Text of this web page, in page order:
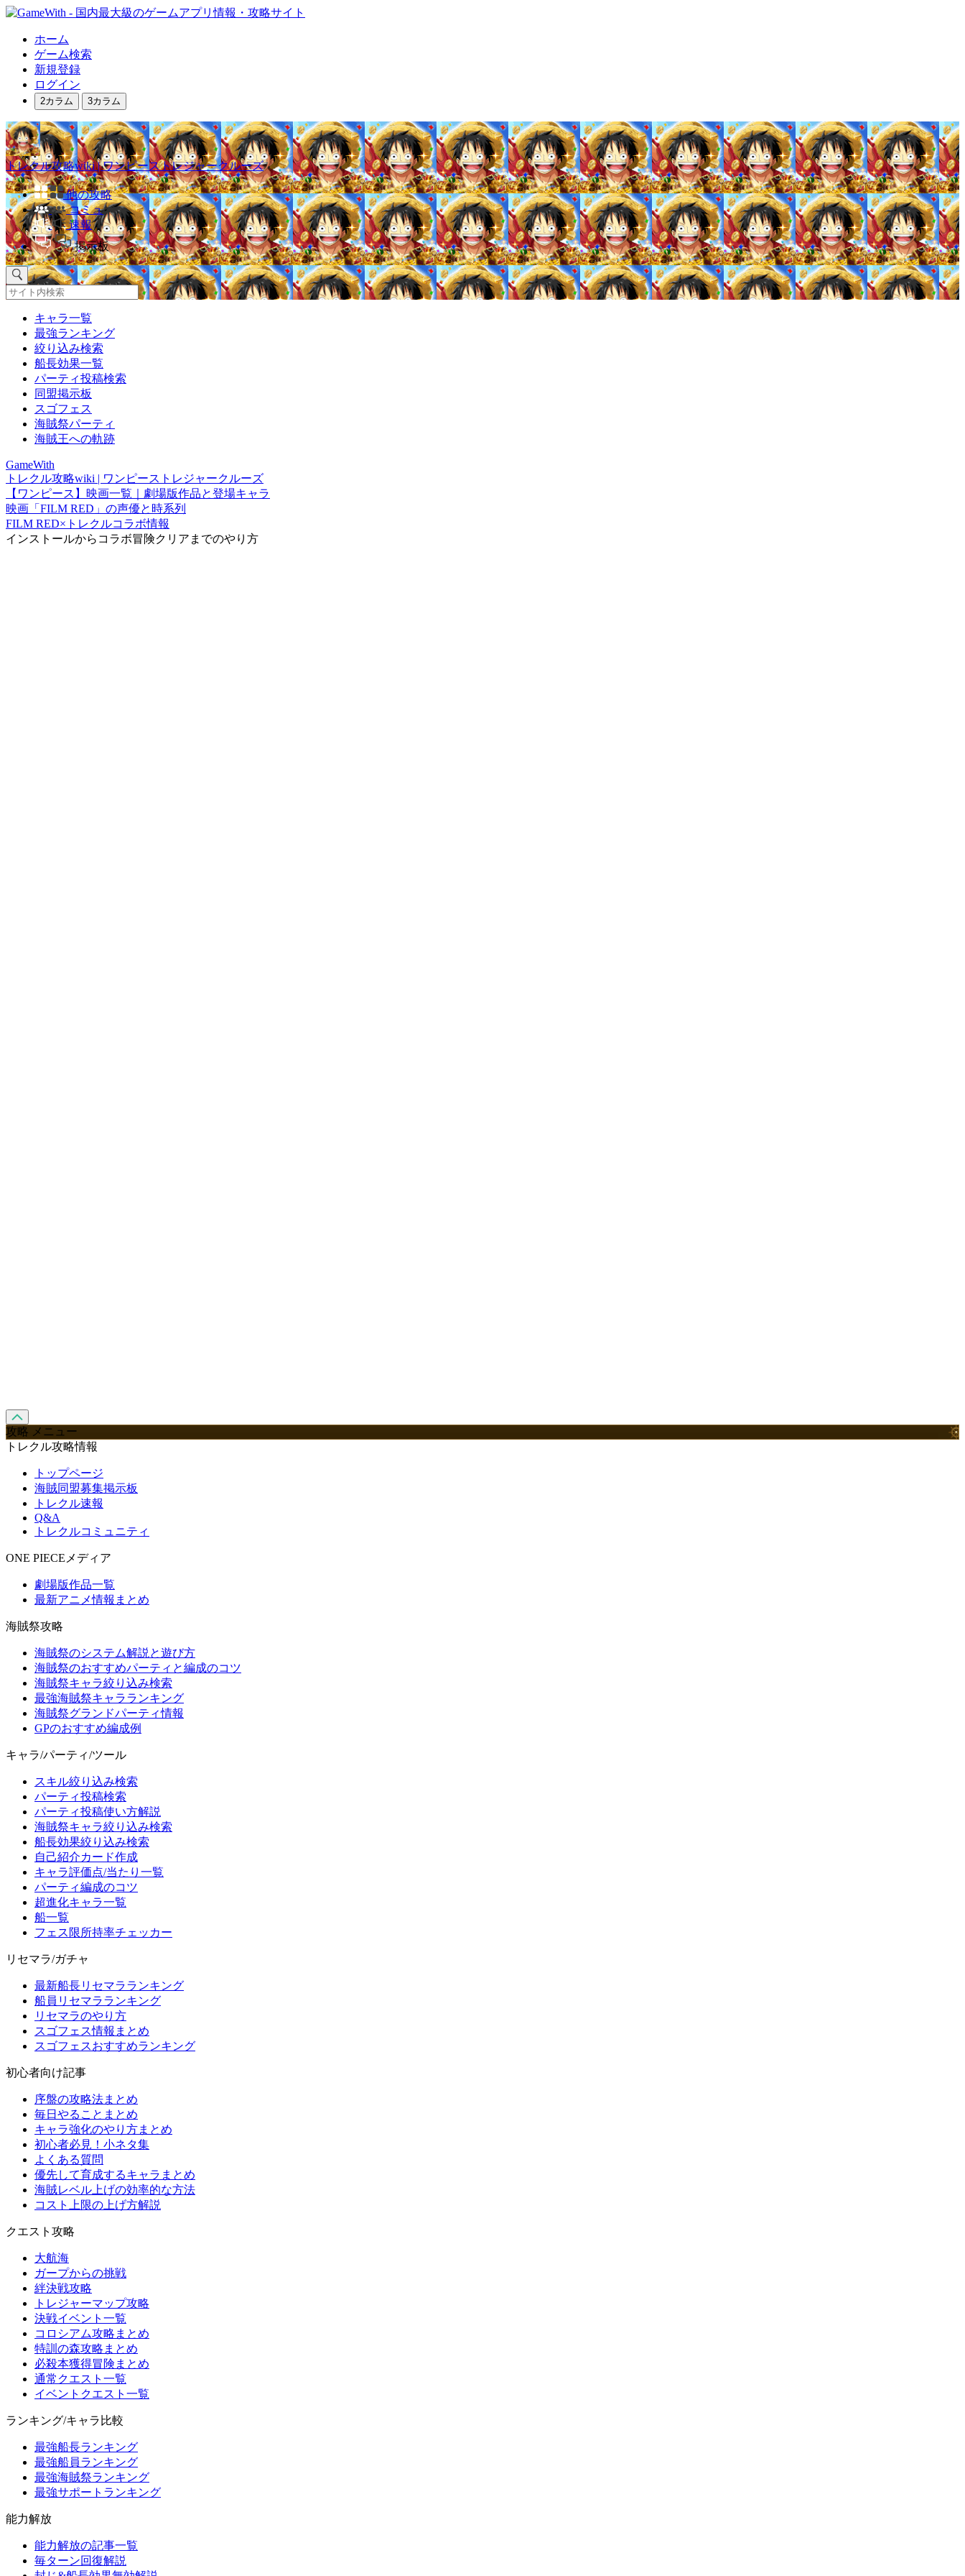
ホーム
ゲーム検索
新規登録
ログイン
2カラム 3カラム
トレクル攻略wiki | ワンピーストレジャークルーズ
他の攻略
コミュ
速報
掲示板
キャラ一覧
最強ランキング
絞り込み検索
船長効果一覧
パーティ投稿検索
同盟掲示板
スゴフェス
海賊祭パーティ
海賊王への軌跡
GameWith
トレクル攻略wiki | ワンピーストレジャークルーズ
【ワンピース】映画一覧｜劇場版作品と登場キャラ
映画「FILM RED」の声優と時系列
FILM RED×トレクルコラボ情報
インストールからコラボ冒険クリアまでのやり方
攻略 メニュー
トレクル攻略情報
トップページ
海賊同盟募集掲示板
トレクル速報
Q&A
トレクルコミュニティ
ONE PIECEメディア
劇場版作品一覧
最新アニメ情報まとめ
海賊祭攻略
海賊祭のシステム解説と遊び方
海賊祭のおすすめパーティと編成のコツ
海賊祭キャラ絞り込み検索
最強海賊祭キャラランキング
海賊祭グランドパーティ情報
GPのおすすめ編成例
キャラ/パーティ/ツール
スキル絞り込み検索
パーティ投稿検索
パーティ投稿使い方解説
海賊祭キャラ絞り込み検索
船長効果絞り込み検索
自己紹介カード作成
キャラ評価点/当たり一覧
パーティ編成のコツ
超進化キャラ一覧
船一覧
フェス限所持率チェッカー
リセマラ/ガチャ
最新船長リセマラランキング
船員リセマラランキング
リセマラのやり方
スゴフェス情報まとめ
スゴフェスおすすめランキング
初心者向け記事
序盤の攻略法まとめ
毎日やることまとめ
キャラ強化のやり方まとめ
初心者必見！小ネタ集
よくある質問
優先して育成するキャラまとめ
海賊レベル上げの効率的な方法
コスト上限の上げ方解説
クエスト攻略
大航海
ガープからの挑戦
絆決戦攻略
トレジャーマップ攻略
決戦イベント一覧
コロシアム攻略まとめ
特訓の森攻略まとめ
必殺本獲得冒険まとめ
通常クエスト一覧
イベントクエスト一覧
ランキング/キャラ比較
最強船長ランキング
最強船員ランキング
最強海賊祭ランキング
最強サポートランキング
能力解放
能力解放の記事一覧
毎ターン回復解説